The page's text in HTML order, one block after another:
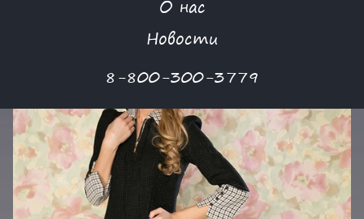
О нас
Новости
8-800-300-3779